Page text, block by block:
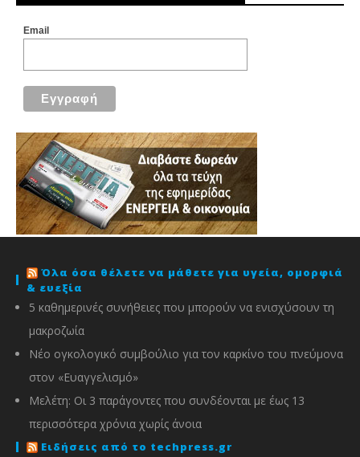
Email
Όλα όσα θέλετε να μάθετε για υγεία, ομορφιά
& ευεξία
5 καθημερινές συνήθειες που μπορούν να ενισχύσουν τη
μακροζωία
Νέο ογκολογικό συμβούλιο για τον καρκίνο του πνεύμονα
στον «Ευαγγελισμό»
Μελέτη: Οι 3 παράγοντες που συνδέονται με έως 13
περισσότερα χρόνια χωρίς άνοια
Ειδήσεις από το techpress.gr